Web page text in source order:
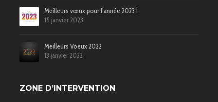
Meilleurs vœux pour l’année 2023 !
15 janvier 2023
Meilleurs Voeux 2022
13 janvier 2022
ZONE D’INTERVENTION